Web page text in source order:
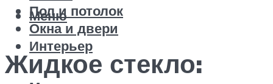
Пол и потолок
Окна и двери
Интерьер
Меню
Жидкое стекло: